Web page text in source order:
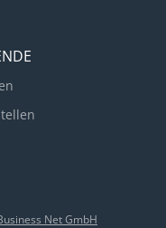
Net GmbH